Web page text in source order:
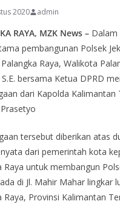
2020 admin
RAYA, MZK News – Dalam
pembangunan Polsek
Raya, Walikota
bersama Ketua DPRD
dari Kapolda Kalimantan
tersebut diberikan atas
dari pemerintah kota
Raya untuk membangun
di Jl. Mahir Mahar lingkar
Raya, Provinsi Kalimantan